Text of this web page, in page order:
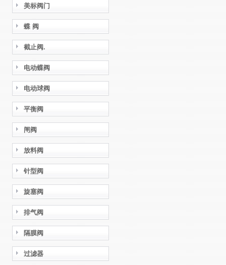
美标阀门
蝶 阀
截止阀.
电动蝶阀
电动球阀
平衡阀
闸阀
放料阀
针型阀
旋塞阀
排气阀
隔膜阀
过滤器